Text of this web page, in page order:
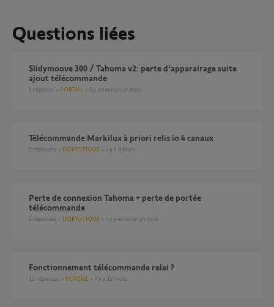
Questions liées
Slidymoove 300 / Tahoma v2: perte d'apparairage suite
ajout télécommande
1 réponse PORTAIL il y a environ un mois
Télécommande Markilux à priori relis io 4 canaux
5 réponses DOMOTIQUE il y a 9 jours
perte de connexion Tahoma + perte de portée
télécommande
2 réponses DOMOTIQUE il y a environ un mois
Fonctionnement télécommande relai ?
12 réponses PORTAIL il y a 12 mois